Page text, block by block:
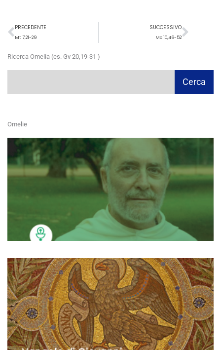
Precedente
PRECEDENTE
Mt 7,21-29
SUCCESSIVO
Mc 10,46-52
Ricerca Omelia (es. Gv 20,19-31 )
Cerca
Omelie